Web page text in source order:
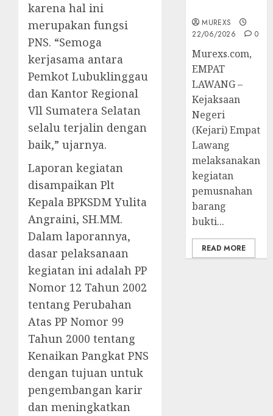
karena hal ini
merupakan fungsi
PNS. “Semoga
kerjasama antara
Pemkot Lubuklinggau
dan Kantor Regional
Vll Sumatera Selatan
selalu terjalin dengan
baik,” ujarnya.
Laporan kegiatan
disampaikan Plt
Kepala BPKSDM Yulita
Angraini, SH.MM.
Dalam laporannya,
dasar pelaksanaan
kegiatan ini adalah PP
Nomor 12 Tahun 2002
tentang Perubahan
Atas PP Nomor 99
Tahun 2000 tentang
Kenaikan Pangkat PNS
dengan tujuan untuk
pengembangan karir
dan meningkatkan
MUREXS
22/06/2026
0
‎Murexs.com,
EMPAT
LAWANG –
Kejaksaan
Negeri
(Kejari) Empat
Lawang
melaksanakan
kegiatan
pemusnahan
barang
bukti...
READ MORE